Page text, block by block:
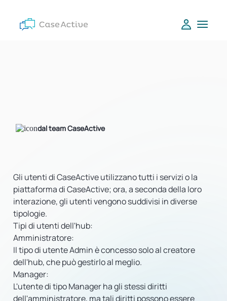
dal team CaseActive
Gli utenti di CaseActive utilizzano tutti i servizi o la
piattaforma di CaseActive; ora, a seconda della loro
interazione, gli utenti vengono suddivisi in diverse
tipologie.
Tipi di utenti dell'hub:
Amministratore:
Il tipo di utente Admin è concesso solo al creatore
dell'hub, che può gestirlo al meglio.
Manager:
L'utente di tipo Manager ha gli stessi diritti
dell'amministratore, ma tali diritti possono essere